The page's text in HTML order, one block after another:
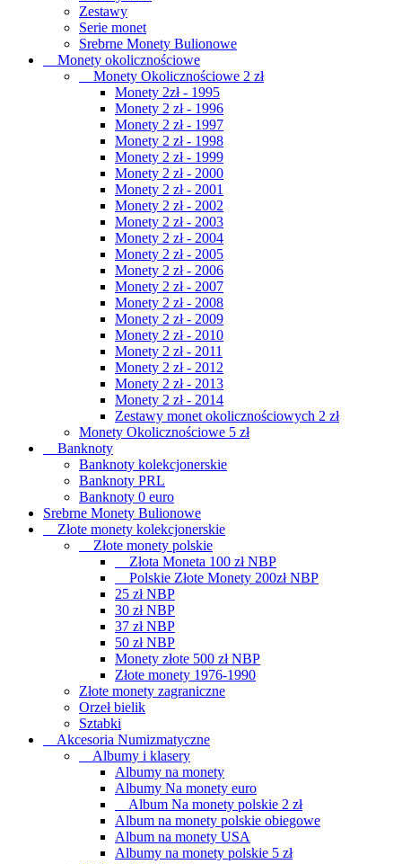
Zestawy
Serie monet
Srebrne Monety Bulionowe
Monety okolicznościowe
Monety Okolicznościowe 2 zł
Monety 2zł - 1995
Monety 2 zł - 1996
Monety 2 zł - 1997
Monety 2 zł - 1998
Monety 2 zł - 1999
Monety 2 zł - 2000
Monety 2 zł - 2001
Monety 2 zł - 2002
Monety 2 zł - 2003
Monety 2 zł - 2004
Monety 2 zł - 2005
Monety 2 zł - 2006
Monety 2 zł - 2007
Monety 2 zł - 2008
Monety 2 zł - 2009
Monety 2 zł - 2010
Monety 2 zł - 2011
Monety 2 zł - 2012
Monety 2 zł - 2013
Monety 2 zł - 2014
Zestawy monet okolicznościowych 2 zł
Monety Okolicznościowe 5 zł
Banknoty
Banknoty kolekcjonerskie
Banknoty PRL
Banknoty 0 euro
Srebrne Monety Bulionowe
Złote monety kolekcjonerskie
Złote monety polskie
Złota Moneta 100 zł NBP
Polskie Złote Monety 200zł NBP
25 zł NBP
30 zł NBP
37 zł NBP
50 zł NBP
Monety złote 500 zł NBP
Złote monety 1976-1990
Złote monety zagraniczne
Orzeł bielik
Sztabki
Akcesoria Numizmatyczne
Albumy i klasery
Albumy na monety
Albumy Na monety euro
Album Na monety polskie 2 zł
Album na monety polskie obiegowe
Album na monety USA
Albumy na monety polskie 5 zł